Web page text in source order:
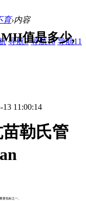
育›内容
导航9 导航10 导航11
值是多少,
13 11:00:14
勒氏管
要指标之一。